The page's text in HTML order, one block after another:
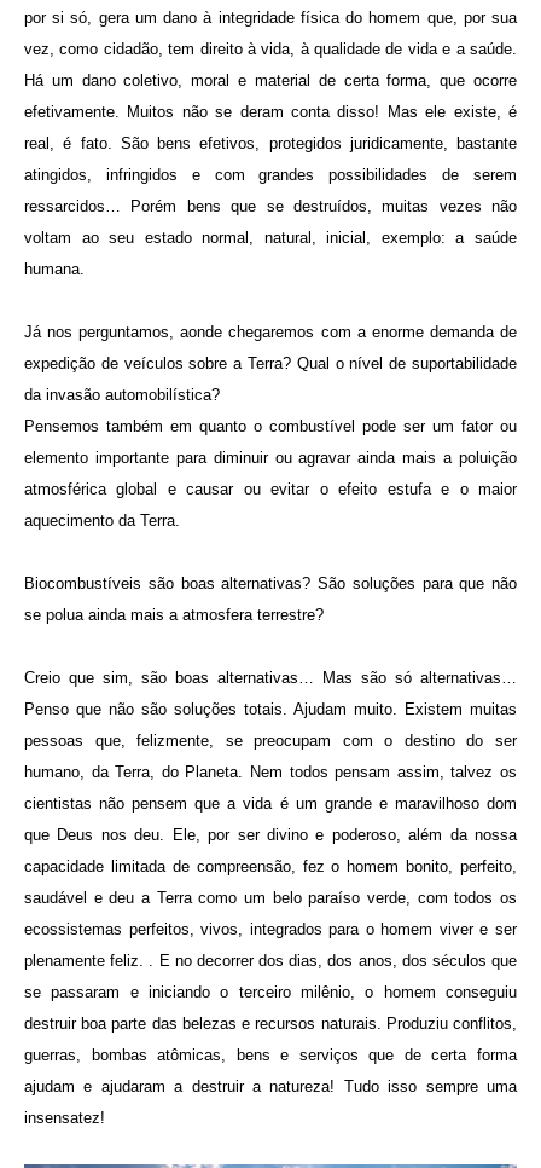
por si só, gera um dano à integridade física do homem que, por sua
vez, como cidadão, tem direito à vida, à qualidade de vida e a saúde.
Há um dano coletivo, moral e material de certa forma, que ocorre
efetivamente. Muitos não se deram conta disso! Mas ele existe, é
real, é fato. São bens efetivos, protegidos juridicamente, bastante
atingidos, infringidos e com grandes possibilidades de serem
ressarcidos… Porém bens que se destruídos, muitas vezes não
voltam ao seu estado normal, natural, inicial, exemplo: a saúde
humana.
Já nos perguntamos, aonde chegaremos com a enorme demanda de
expedição de veículos sobre a Terra? Qual o nível de suportabilidade
da invasão automobilística?
Pensemos também em quanto o combustível pode ser um fator ou
elemento importante para diminuir ou agravar ainda mais a poluição
atmosférica global e causar ou evitar o efeito estufa e o maior
aquecimento da Terra.
Biocombustíveis são boas alternativas? São soluções para que não
se polua ainda mais a atmosfera terrestre?
Creio que sim, são boas alternativas… Mas são só alternativas…
Penso que não são soluções totais. Ajudam muito. Existem muitas
pessoas que, felizmente, se preocupam com o destino do ser
humano, da Terra, do Planeta. Nem todos pensam assim, talvez os
cientistas não pensem que a vida é um grande e maravilhoso dom
que Deus nos deu. Ele, por ser divino e poderoso, além da nossa
capacidade limitada de compreensão, fez o homem bonito, perfeito,
saudável e deu a Terra como um belo paraíso verde, com todos os
ecossistemas perfeitos, vivos, integrados para o homem viver e ser
plenamente feliz. . E no decorrer dos dias, dos anos, dos séculos que
se passaram e iniciando o terceiro milênio, o homem conseguiu
destruir boa parte das belezas e recursos naturais. Produziu conflitos,
guerras, bombas atômicas, bens e serviços que de certa forma
ajudam e ajudaram a destruir a natureza! Tudo isso sempre uma
insensatez!